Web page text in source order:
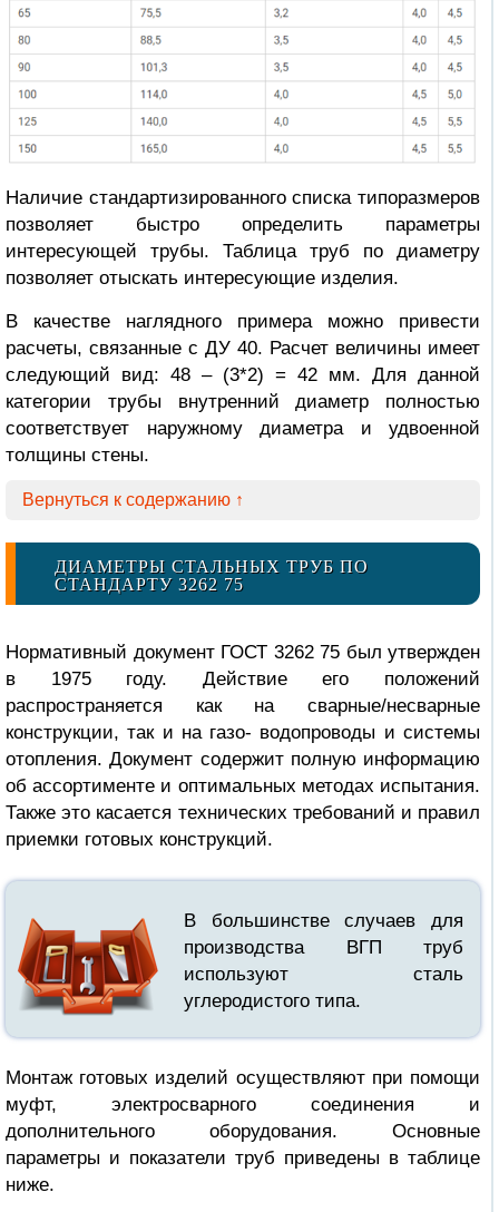
Наличие стандартизированного списка типоразмеров
позволяет быстро определить параметры
интересующей трубы. Таблица труб по диаметру
позволяет отыскать интересующие изделия.
В качестве наглядного примера можно привести
расчеты, связанные с ДУ 40. Расчет величины имеет
следующий вид: 48 – (3*2) = 42 мм. Для данной
категории трубы внутренний диаметр полностью
соответствует наружномудиаметра и удвоенной
толщины стены.
Вернуться к содержанию ↑
ДИАМЕТРЫ СТАЛЬНЫХ ТРУБ ПО
СТАНДАРТУ 3262 75
Нормативный документ ГОСТ 3262 75 был утвержден
в 1975 году. Действие его положений
распространяется как на сварные/несварные
конструкции, так и на газо- водопроводы и системы
отопления. Документ содержит полную информацию
об ассортименте и оптимальных методах испытания.
Также это касается технических требований и правил
приемки готовых конструкций.
В большинстве случаев для
производства ВГП труб
используют сталь
углеродистого типа.
Монтаж готовых изделий осуществляют при помощи
муфт, электросварного соединения и
дополнительного оборудования. Основные
параметры и показатели труб приведены в таблице
ниже.